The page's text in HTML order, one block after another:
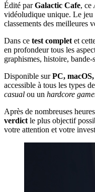
Édité parGalactic Cafe, ce
vidéoludique unique. Le jeu
classements des meilleures
Dans ce test complet et
en profondeur tous les
graphismes, histoire, bande-
Disponible surPC,
accessible à tous les types
casual ou un hardcore
Après de nombreuses
verdict le plus objectif
votre attention et votre